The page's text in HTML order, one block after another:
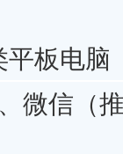
平板电脑
微信（